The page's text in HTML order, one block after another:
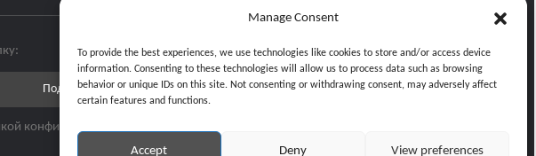
Manage Consent
To provide the best experiences, we use technologies like cookies to store and/or access device
information. Consenting to these technologies will allow us to process data such as browsing
behavior or unique IDs on this site. Not consenting or withdrawing consent, may adversely affect
certain features and functions.
Accept Deny View preferences
конфиденциальности